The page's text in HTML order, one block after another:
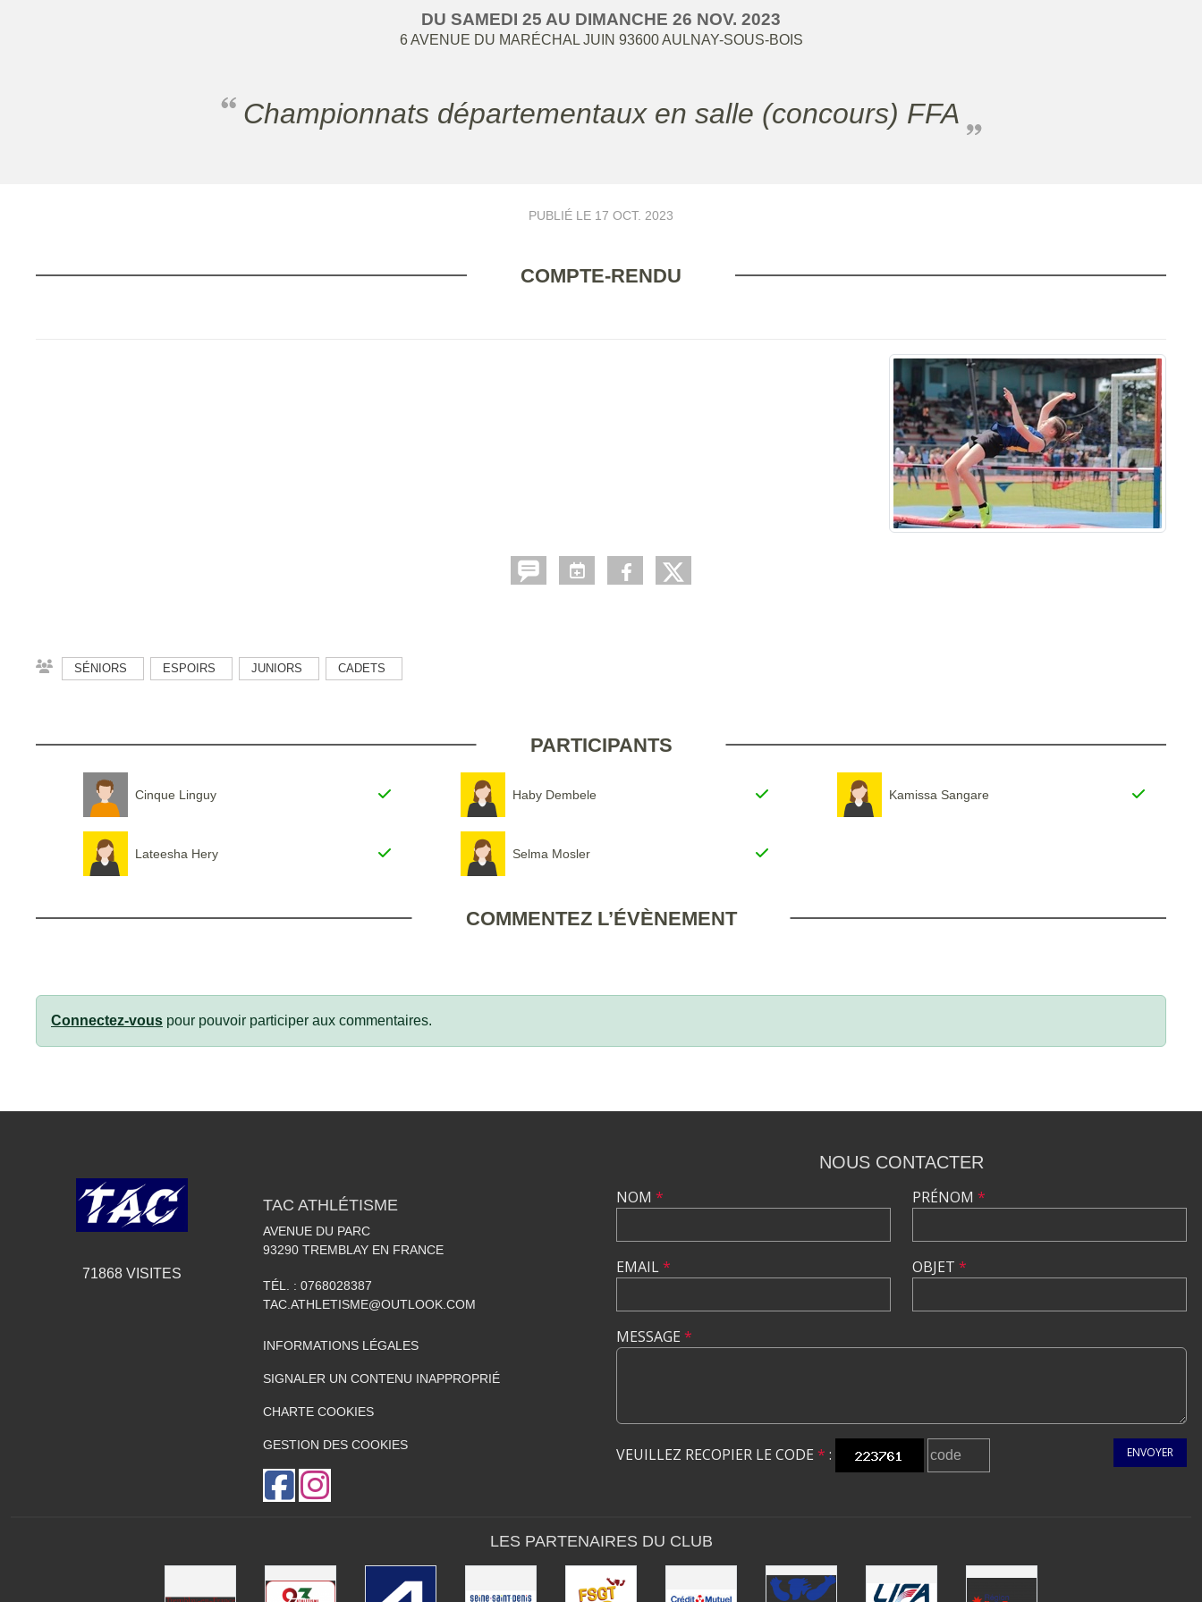
DU SAMEDI 25 AU DIMANCHE 26 NOV. 2023
6 AVENUE DU MARÉCHAL JUIN 93600 AULNAY-SOUS-BOIS
Championnats départementaux en salle (concours) FFA
PUBLIÉ LE 17 OCT. 2023
COMPTE-RENDU
SÉNIORS ESPOIRS JUNIORS CADETS
PARTICIPANTS
Cinque Linguy Haby Dembele Kamissa Sangare
Lateesha Hery Selma Mosler
COMMENTEZ L’ÉVÈNEMENT
Connectez-vous pour pouvoir participer aux commentaires.
71868VISITES
TAC ATHLÉTISME
AVENUE DU PARC
93290 TREMBLAY EN FRANCE
TÉL. : 0768028387
TAC.ATHLETISME@OUTLOOK.COM
INFORMATIONS LÉGALES
SIGNALER UN CONTENU INAPPROPRIÉ
CHARTE COOKIES
GESTION DES COOKIES
NOUS CONTACTER
NOM *
EMAIL*
PRÉNOM *
OBJET *
MESSAGE *
VEUILLEZ RECOPIER LE CODE * : ENVOYER
LES PARTENAIRES DU CLUB